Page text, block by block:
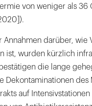
von weniger als 36
Annahmen darüber, wie
ist, wurden kürzlich
die lange
Dekontaminationen des
auf